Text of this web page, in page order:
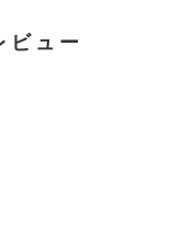
ビュー